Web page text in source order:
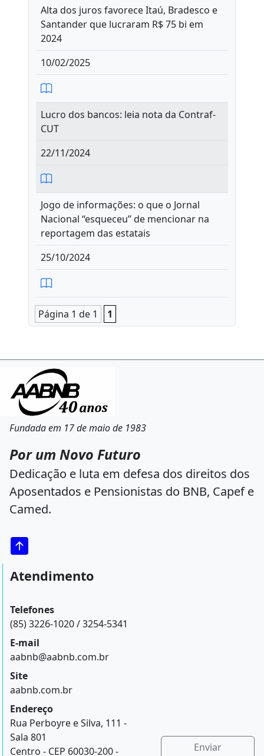
Alta dos juros favorece Itaú, Bradesco e
Santander que lucraram R$ 75 bi em
2024
10/02/2025
Lucro dos bancos: leia nota da Contraf-
CUT
22/11/2024
Jogo de informações: o que o Jornal
Nacional “esqueceu” de mencionar na
reportagem das estatais
25/10/2024
Página 1 de 1 1
Fundada em 17 de maio de 1983
Por um Novo Futuro
Dedicação e luta em defesa dos direitos dos
Aposentados e Pensionistas do BNB, Capef e
Camed.
Atendimento
Telefones
(85) 3226-1020 / 3254-5341
E-mail
aabnb@aabnb.com.br
Site
aabnb.com.br
Endereço
Rua Perboyre e Silva, 111 -
Sala 801
Centro - CEP 60030-200 -
Enviar